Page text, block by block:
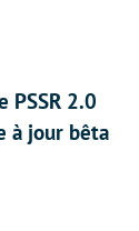
PSSR 2.0
à jour bêta